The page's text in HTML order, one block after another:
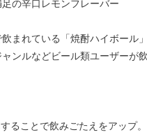
の辛口レモンフレーバー
まれている「焼酎ハイボール
ンルなどビール類ユーザーが
ることで飲みごたえをアップ。